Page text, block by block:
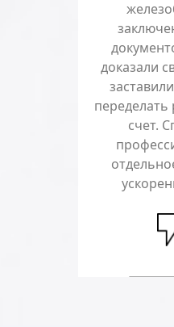
доказали
переделать
счет.